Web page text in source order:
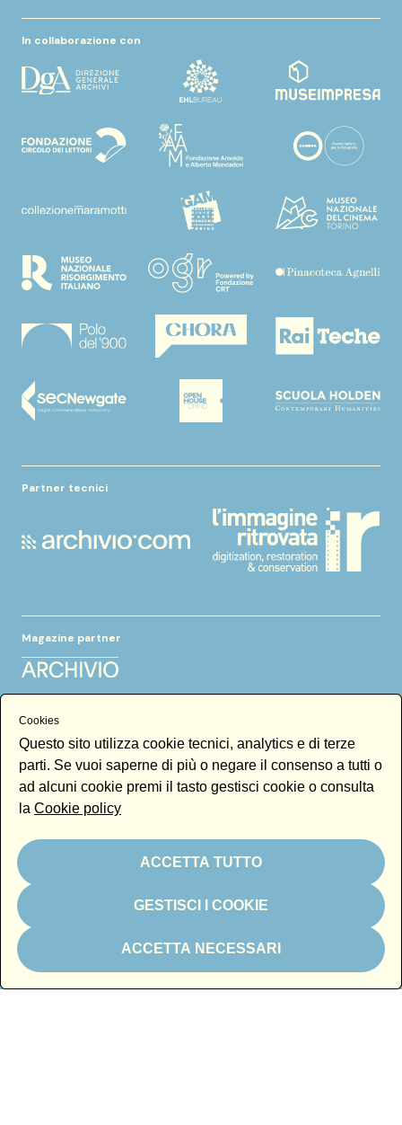
In collaborazione con
Partner tecnici
Magazine partner
Media partner
Charity partner
Cookies
Questo sito utilizza cookie tecnici, analytics e di terze
parti. Se vuoi saperne di più o negare il consenso a tutti o
ad alcuni cookie premi il tasto gestisci cookie o consulta
la Cookie policy
ACCETTA TUTTO
GESTISCI I COOKIE
ACCETTA NECESSARI